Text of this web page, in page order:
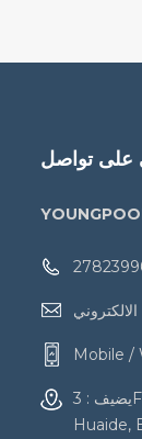
على تواصل
Mobile /
يضيف : 3F,Building 17, Cuigang District 3, Fuyong
Huaide,